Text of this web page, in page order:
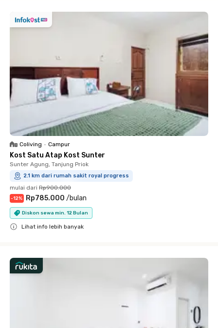
Coliving • Campur
Kost Satu Atap Kost Sunter
Sunter Agung, Tanjung Priok
2.1 km dari rumah sakit royal progress
mulai dari Rp900.000
-12% Rp785.000 /bulan
Diskon sewa min. 12 Bulan
Lihat info lebih banyak